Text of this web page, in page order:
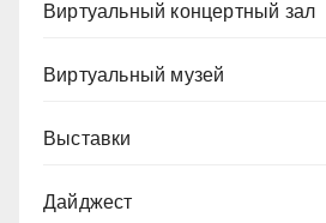
Виртуальный концертный зал
Виртуальный музей
Выставки
Дайджест